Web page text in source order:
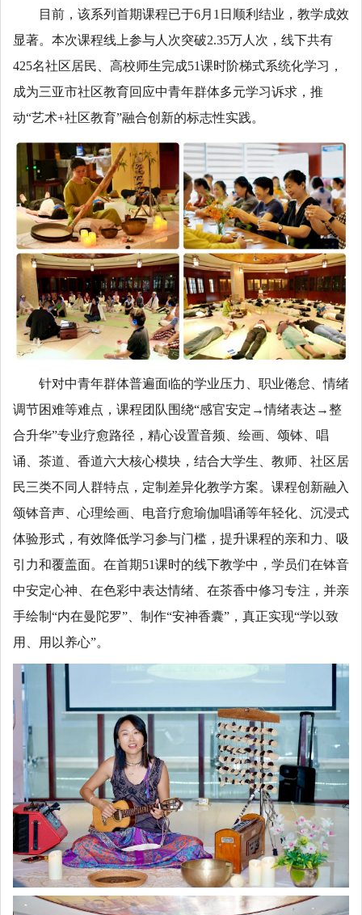
目前，该系列首期课程已于6月1日顺利结业，教学成效
显著。本次课程线上参与人次突破2.35万人次，线下共有
425名社区居民、高校师生完成51课时阶梯式系统化学习，
成为三亚市社区教育回应中青年群体多元学习诉求，推
动“艺术+社区教育”融合创新的标志性实践。
针对中青年群体普遍面临的学业压力、职业倦怠、情绪
调节困难等难点，课程团队围绕“感官安定→情绪表达→整
合升华”专业疗愈路径，精心设置音频、绘画、颂钵、唱
诵、茶道、香道六大核心模块，结合大学生、教师、社区居
民三类不同人群特点，定制差异化教学方案。课程创新融入
颂钵音声、心理绘画、电音疗愈瑜伽唱诵等年轻化、沉浸式
体验形式，有效降低学习参与门槛，提升课程的亲和力、吸
引力和覆盖面。在首期51课时的线下教学中，学员们在钵音
中安定心神、在色彩中表达情绪、在茶香中修习专注，并亲
手绘制“内在曼陀罗”、制作“安神香囊”，真正实现“学以致
用、用以养心”。